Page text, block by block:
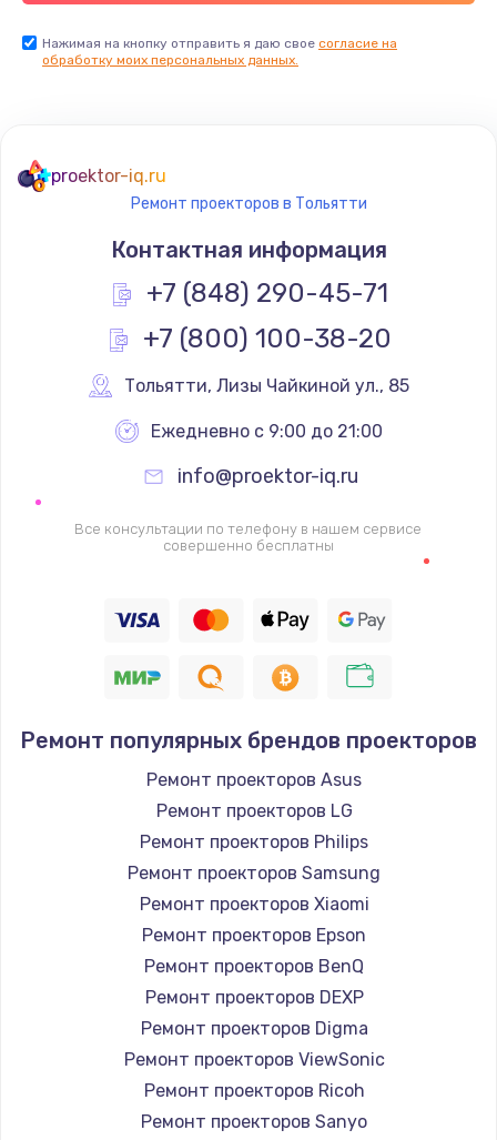
Нажимая на кнопку отправить я даю свое согласие на
обработку моих персональных данных.
proektor-iq.ru
Ремонт проекторов в Тольятти
Контактная информация
+7 (848) 290-45-71
+7 (800) 100-38-20
Тольятти, Лизы Чайкиной ул., 85
Ежедневно с 9:00 до 21:00
info@proektor-iq.ru
Все консультации по телефону в нашем сервисе
совершенно бесплатны
Ремонт популярных брендов проекторов
Ремонт проекторов Asus
Ремонт проекторов LG
Ремонт проекторов Philips
Ремонт проекторов Samsung
Ремонт проекторов Xiaomi
Ремонт проекторов Epson
Ремонт проекторов BenQ
Ремонт проекторов DEXP
Ремонт проекторов Digma
Ремонт проекторов ViewSonic
Ремонт проекторов Ricoh
Ремонт проекторов Sanyo